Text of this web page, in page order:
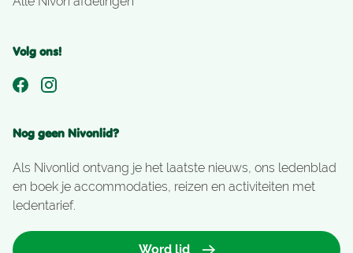
Volg ons!
Nog geen Nivonlid?
Als Nivonlid ontvang je het laatste nieuws, ons ledenblad
en boek je accommodaties, reizen en activiteiten met
ledentarief.
Word lid